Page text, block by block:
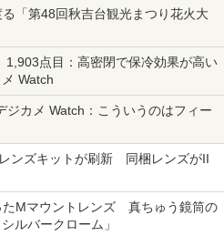
「第48回秋吉台観光まつり花火大
1,903点目：高密閉で保冷効果が高い
Watch
ジカメ Watch：こういうのはフィー
ンズキットが刷新 同梱レンズがII
たMマウントレンズ 真ちゅう鏡筒の
ルバークローム」